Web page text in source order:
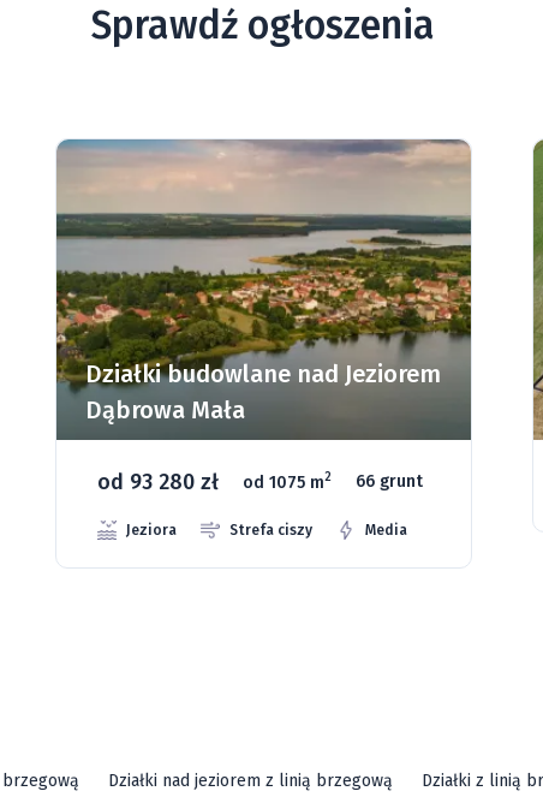
Sprawdź ogłoszenia
Działki budowlane nad Jeziorem
Dąbrowa Mała
od 93 280 zł od 1075 m2 66 grunt
Jeziora Strefa ciszy Media
Działki nad jeziorem z linią brzegową Działki z linią